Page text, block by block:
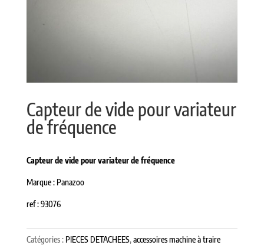
Capteur de vide pour variateur
de fréquence
Capteur de vide pour variateur de fréquence
Marque : Panazoo
ref : 93076
Catégories : PIECES DETACHEES,accessoires machine à traire